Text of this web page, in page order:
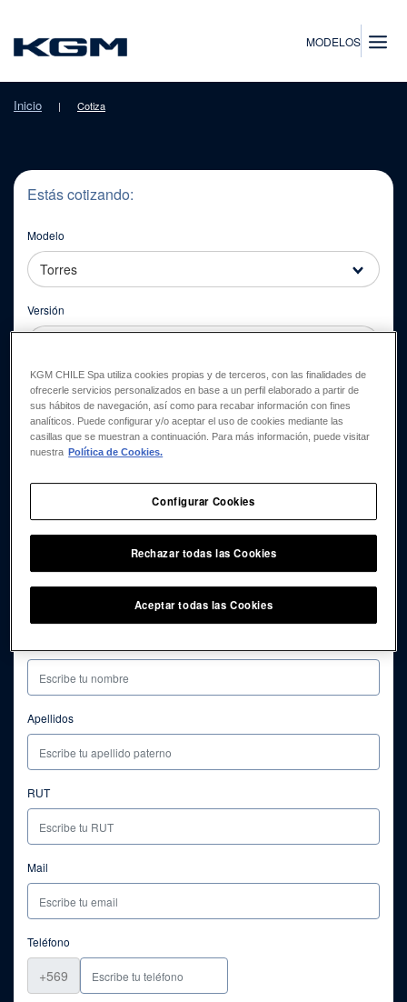
SsangYongMODELOS
Inicio | Cotiza
Estás cotizando:
Modelo
Torres
Versión
Apellidos
RUT
Mail
Teléfono
+569
KGM CHILE Spa utiliza cookies propias y de terceros, con las finalidades de
ofrecerle servicios personalizados en base a un perfil elaborado a partir de
sus hábitos de navegación, así como para recabar información con fines
analíticos. Puede configurar y/o aceptar el uso de cookies mediante las
casillas que se muestran a continuación. Para más información, puede visitar
nuestra Política de Cookies.
Configurar Cookies
Rechazar todas las Cookies
Aceptar todas las Cookies